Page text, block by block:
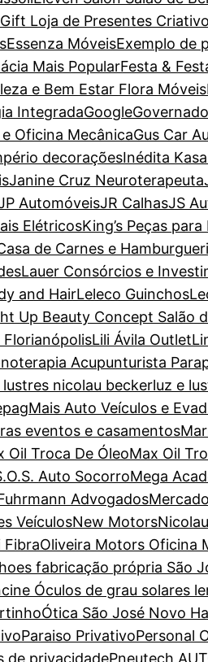
Loja de Presentes
Essenza MóveisExemplo de
Mais PopularFesta &
e Bem Estar Flora Móveis
IntegradaGoogle
Oficina MecânicaGus Car
decoraçõesInédita
Janine Cruz Neuroterapeuta
AutomóveisJR CalhasJS
ElétricosKing’s Peças
de Carnes e
Lauer Consórcios e
and HairLeleco Guinchos
Up Beauty Concept Salão
Lili Ávila Outlet
Acupunturista
lustres nicolau beckerluz e
Mais Auto Veículos e
eventos e casamentos
Oil Troca De ÓleoMax Oil
Auto SocorroMega
Advogados
VeículosNew Motors
FibraOliveira Motors Oficina
fabricação própria São
Óculos de grau solares
Ótica São José Novo
Paraiso PrivativoPersonal